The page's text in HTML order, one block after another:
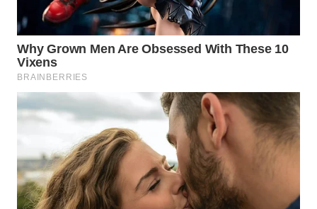
WN
MAJALENGKA
WN
SUBANG
WN
WN
PURWAKARTA